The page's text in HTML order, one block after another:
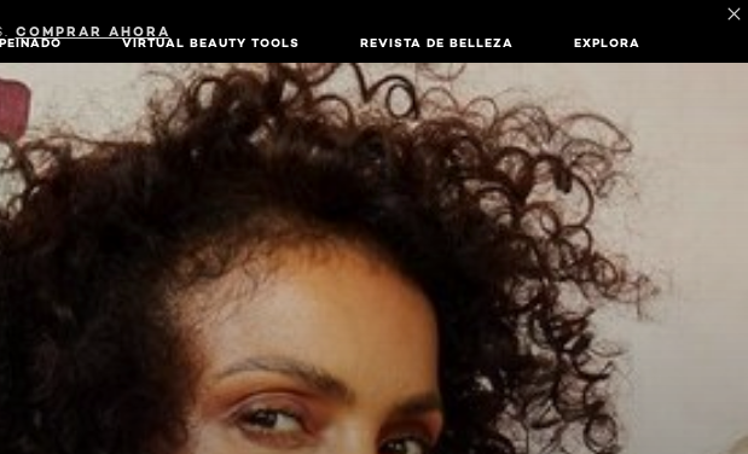
COMPRAR AHORA
VIRTUAL BEAUTY TOOLS REVISTA DE BELLEZA EXPLORA